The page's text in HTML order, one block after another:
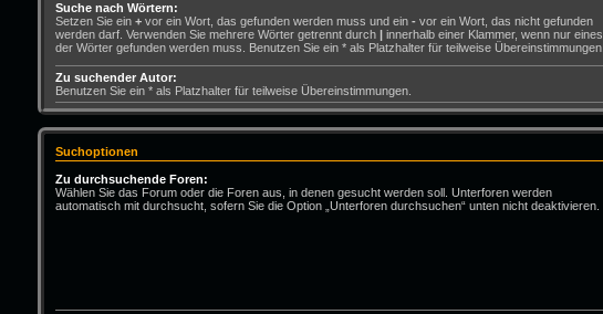
Suche nach Wörtern:
Setzen Sie ein +vor ein Wort, das gefunden werden muss und ein -vor ein Wort, das nicht gefunden
werden darf. Verwenden Sie mehrere Wörter getrennt durch |innerhalb einer Klammer, wenn nur eines
der Wörter gefunden werden muss. Benutzen Sie ein * als Platzhalter für teilweise Übereinstimmungen.
Zu suchender Autor:
Benutzen Sie ein * als Platzhalter für teilweise Übereinstimmungen.
Suchoptionen
Zu durchsuchende Foren:
Wählen Sie das Forum oder die Foren aus, in denen gesucht werden soll. Unterforen werden
automatisch mit durchsucht, sofern Sie die Option „Unterforen durchsuchen“ unten nicht deaktivieren.